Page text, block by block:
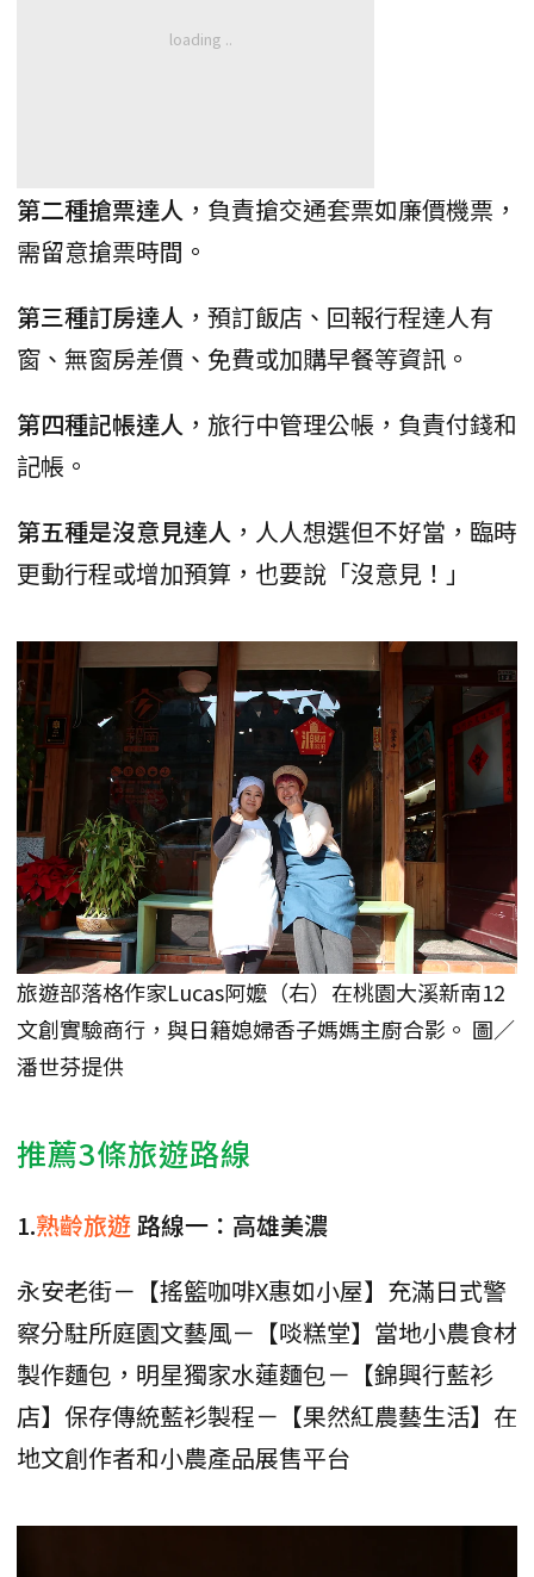
第二種搶票達人 ，負責搶交通套票如廉價機票，
需留意搶票時間。
第三種訂房達人 ，預訂飯店、回報行程達人有
窗、無窗房差價、免費或加購早餐等資訊。
第四種記帳達人 ，旅行中管理公帳，負責付錢和
記帳。
第五種是沒意見達人 ，人人想選但不好當，臨時
更動行程或增加預算，也要說「沒意見！」
旅遊部落格作家Lucas阿嬤（右）在桃園大溪新南12
文創實驗商行，與日籍媳婦香子媽媽主廚合影。 圖／
潘世芬提供
推薦3條旅遊路線
1.熟齡旅遊路線一：高雄美濃
永安老街－【搖籃咖啡X惠如小屋】充滿日式警
察分駐所庭園文藝風－【啖糕堂】當地小農食材
製作麵包，明星獨家水蓮麵包－【錦興行藍衫
店】保存傳統藍衫製程－【果然紅農藝生活】在
地文創作者和小農產品展售平台